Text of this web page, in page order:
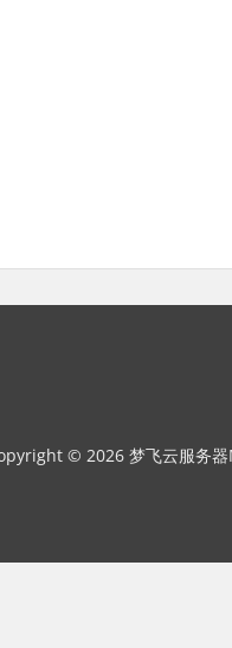
© 2026 梦飞云服务